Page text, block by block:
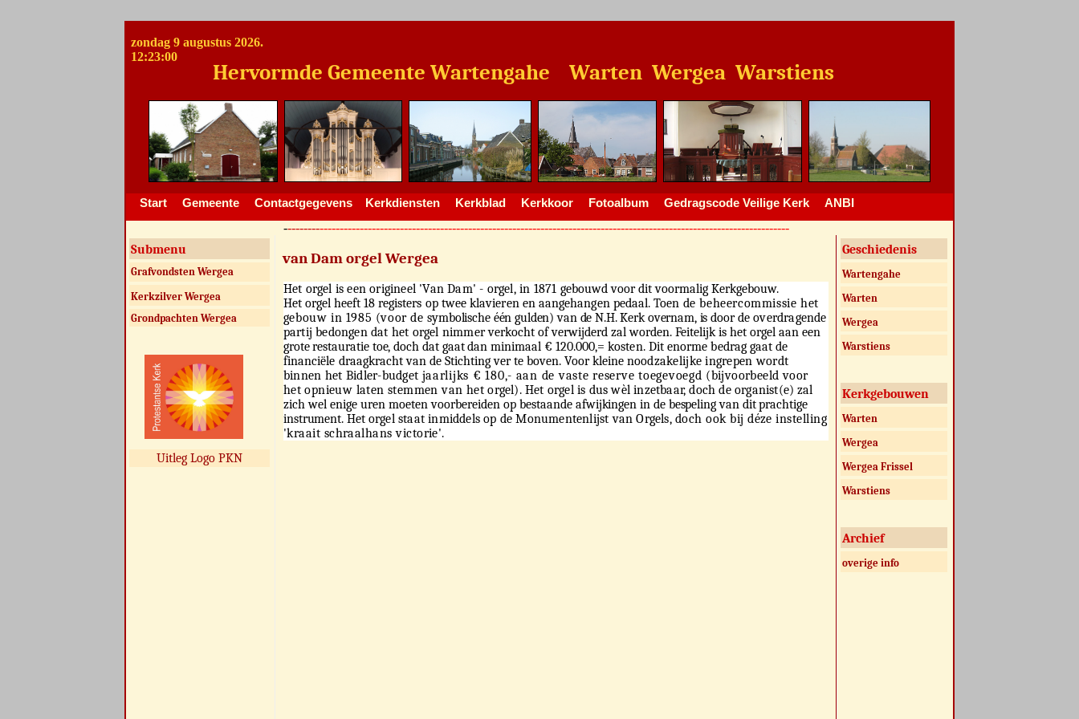
zondag 9 augustus 2026.
12:23:00
Hervormde Gemeente Wartengahe Warten Wergea Warstiens
Start Gemeente Contactgegevens Kerkdiensten Kerkblad Kerkkoor Fotoalbum Gedragscode Veilige Kerk ANBI
------------------------------------------------------------------------------------------------------------------------------
Submenu
Grafvondsten Wergea
Kerkzilver Wergea
Grondpachten Wergea
Uitleg Logo PKN
van Dam orgel Wergea
Het orgel is een origineel 'Van Dam' - orgel, in 1871 ge­bouwd voor dit voormalig Kerkgebouw.
Het orgel heeft 18 registers op twee klavieren en aangehangen pedaal. Toen de beheercommissie het
gebouw in 1985 (voor desymbolische één gulden) van de N.H. Kerk overnam, is doorde overdragende
partij bedongen dat het orgel nimmerverkocht of verwijderd zal worden. Feitelijk is het orgel aaneen
grote restauratie toe, doch dat gaat dan minimaal € 120.000,= kosten. Dit enorme bedrag gaat de
financiële draagkracht van de Stichting ver te boven. Voor kleine noodzakelijke ingrepen wordt
binnen het Bidler-budget jaarlijks € 180,- aan de vaste reserve toegevoegd (bijvoorbeeld voor
het opnieuw laten stemmen van hetorgel). Het orgel is dus wèl inzetbaar, doch de organist(e)zal
zich wel enige uren moeten voorbereiden op bestaande afwijkingen in de bespeling van dit prachtige
instrument. Het orgel staat inmiddels op de Monumentenlijst van Orgels, doch ook bij déze instelling
'kraait schraalhans victorie'.
Geschiedenis
Wartengahe
Warten
Wergea
Warstiens
Kerkgebouwen
Warten
Wergea
Wergea Frissel
Warstiens
Archief
overige info